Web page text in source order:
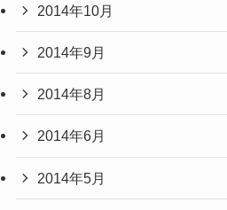
2014年10月
2014年9月
2014年8月
2014年6月
2014年5月